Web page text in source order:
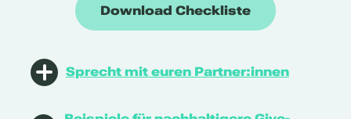
Download Checkliste
Sprecht mit euren Partner:innen